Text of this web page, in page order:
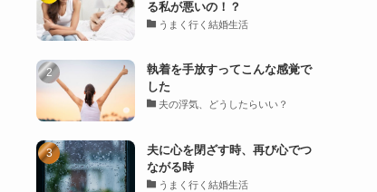
る私が悪いの！？
うまく行く結婚生活
執着を手放すってこんな感覚で
した
夫の浮気、どうしたらいい？
夫に心を閉ざす時、再び心でつ
ながる時
うまく行く結婚生活